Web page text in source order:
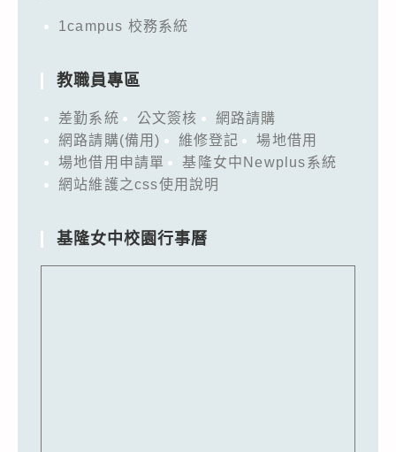
1campus 校務系統
教職員專區
差勤系統 公文簽核
網路請購
網路請購(備用)
維修登記
場地借用
場地借用申請單
基隆女中Newplus系統
網站維護之css使用說明
基隆女中校園行事曆